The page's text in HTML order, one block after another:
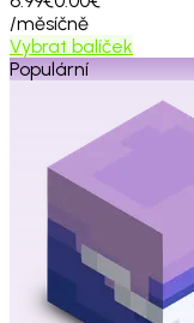
/měsíčně
Vybrat balíček
Populární